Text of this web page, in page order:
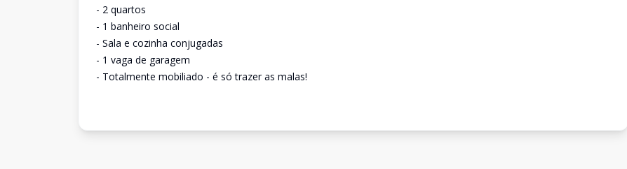
- 2 quartos
- 1 banheiro social
- Sala e cozinha conjugadas
- 1 vaga de garagem
- Totalmente mobiliado - é só trazer as malas!